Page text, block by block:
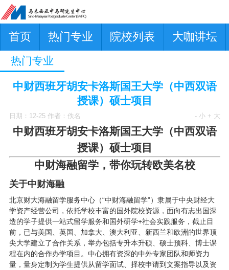
首页 热门专业 院校列表 大咖讲坛
热门专业
中财西班牙胡安卡洛斯国王大学（中西双语
授课）硕士项目
日期：12-25 作者：佚名 - 小 + 大
中财西班牙胡安卡洛斯国王大学（中西双语
授课）硕士项目
中财海融留学，带你玩转欧美名校
关于中财海融
北京财大海融留学服务中心（“中财海融留学”）隶属于中央财经大
学资产经营公司，依托学校丰富的国外院校资源，面向有志出国深
造的学子提供一站式留学服务和国外研学+社会实践服务，截止目
前，已与美国、英国、加拿大、澳大利亚、新西兰和欧洲的世界顶
尖大学建立了合作关系，举办包括专升本升硕、硕士预科、博士课
程在内的合作办学项目。中心拥有资深的中外专家团队和师资力
量，量身定制为学生提供从留学面试、择校申请到文案指导以及资